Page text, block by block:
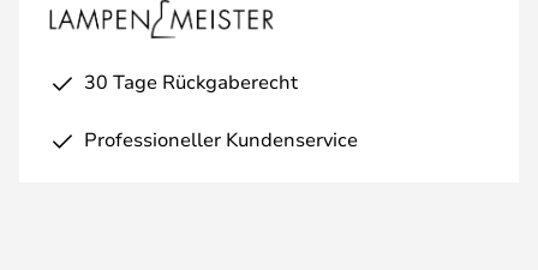
30 Tage Rückgaberecht
Professioneller Kundenservice